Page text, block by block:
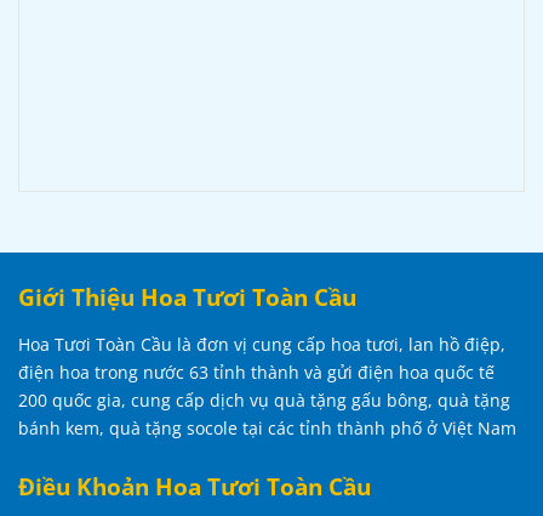
Giới Thiệu Hoa Tươi Toàn Cầu
Hoa Tươi Toàn Cầu là đơn vị cung cấp hoa tươi, lan hồ điệp,
điện hoa trong nước 63 tỉnh thành và gửi điện hoa quốc tế
200 quốc gia, cung cấp dịch vụ quà tặng gấu bông, quà tặng
bánh kem, quà tặng socole tại các tỉnh thành phố ở Việt Nam
Điều Khoản Hoa Tươi Toàn Cầu